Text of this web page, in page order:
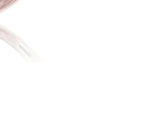
Twist Elegance.